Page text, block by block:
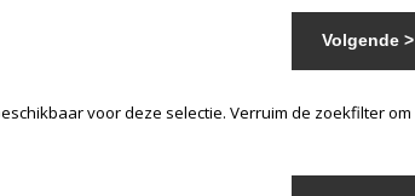
Volgende >
voor deze selectie. Verruim de zoekfilter om